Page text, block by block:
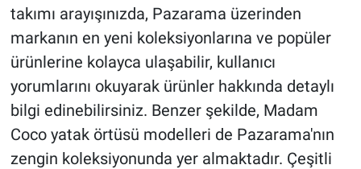
takımı arayışınızda, Pazarama üzerinden
markanın en yeni koleksiyonlarına ve popüler
ürünlerine kolayca ulaşabilir, kullanıcı
yorumlarını okuyarak ürünler hakkında detaylı
bilgi edinebilirsiniz. Benzer şekilde, Madam
Coco yatak örtüsü modelleri de Pazarama'nın
zengin koleksiyonunda yer almaktadır. Çeşitli